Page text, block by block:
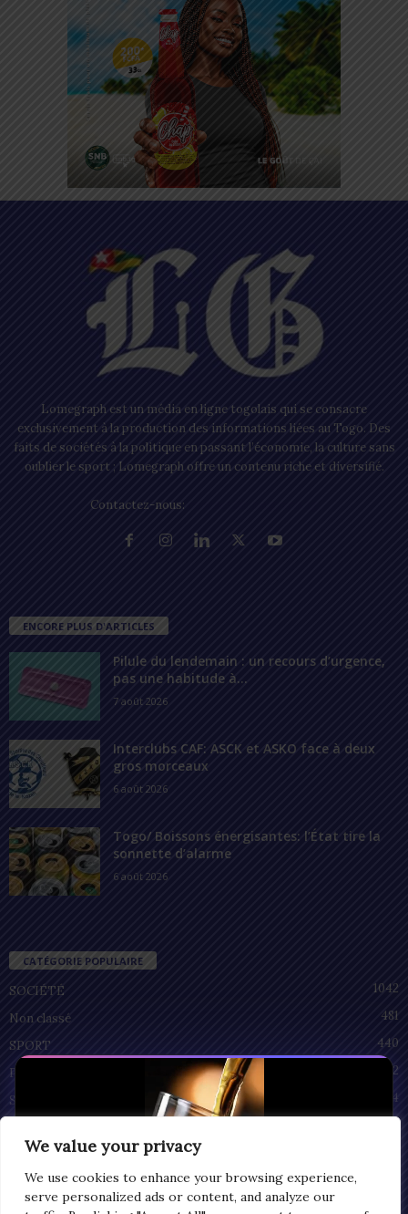
We value your privacy
We use cookies to enhance your browsing experience,
serve personalized ads or content, and analyze our
Lomegraph est un média en ligne togolais qui se consacre
exclusivement à la production des informations liées au Togo. Des
faits de sociétés à la politique en passant l’économie, la culture sans
oublier le sport ; Lomegraph offre un contenu riche et diversifié.
Contactez-nous:
ENCORE PLUS D'ARTICLES
Pilule du lendemain : un recours d’urgence,
pas une habitude à...
7 août 2026
Interclubs CAF: ASCK et ASKO face à deux
gros morceaux
6 août 2026
Togo/ Boissons énergisantes: l’État tire la
sonnette d’alarme
6 août 2026
CATÉGORIE POPULAIRE
SOCIÉTÉ
1042
Non classé
481
SPORT
440
POLITIQUE
212
SANTÉ
94
CULTURE